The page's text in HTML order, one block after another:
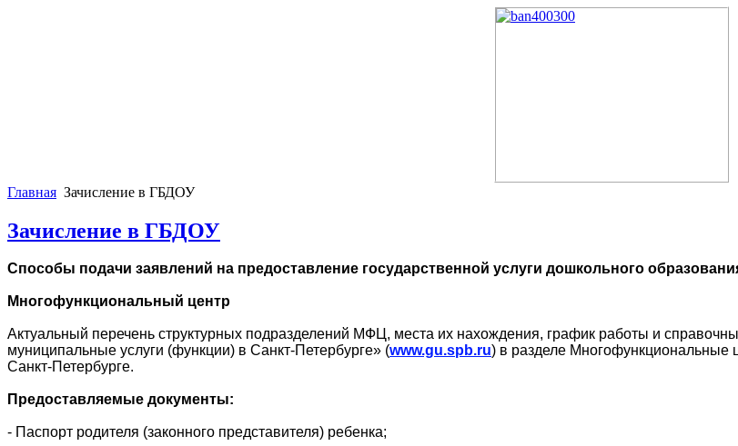
Главная Зачисление в ГБДОУ
Зачисление в ГБДОУ
Способы подачи заявлений на предоставление государственной услуги дошкольного
Многофункциональный центр
Актуальный перечень структурных подразделений МФЦ, места их нахождения, график работы и
муниципальные услуги (функции) в Санкт-Петербурге» (www.gu.spb.ru) в разделе Многофункциональные
Санкт-Петербурге.
Предоставляемые документы:
- Паспорт родителя (законного представителя) ребенка;